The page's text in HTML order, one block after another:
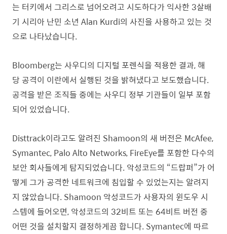
는 터키에서 그리스로 넘어오려고 시도하다가 익사한 3살배
기 시리아 난민 소년 Alan Kurdi의 사진을 사용하고 있는 것
으로 나타났습니다.
Bloomberg는 사우디의 디지털 포렌식을 적용한 결과, 해
당 공격이 이란에서 실행된 것을 밝혀냈다고 보도했습니다.
공격을 받은 조직들 중에는 사우디 정부 기관들이 일부 포함
되어 있었습니다.
Disttrack이라고도 알려진 Shamoon의 새 버전은 McAfee,
Symantec, Palo Alto Networks, FireEye를 포함한 다수의
보안 회사들에게 탐지되었습니다. 악성코드의 “드랍퍼”가 어
떻게 그가 공격한 네트워크에 침입할 수 있었는지는 알려지
지 않았습니다. Shamoon 악성코드가 사용자의 윈도우 시
스템에 들어오면, 악성코드의 32비트 또는 64비트 버전 중
어떤 것을 설치할지 결정하게끔 합니다. Symantec에 따르